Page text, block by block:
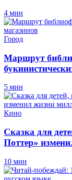
4 мин
Город
Маршрут
5 мин
Кино
Сказка для
Поттер»
10 мин